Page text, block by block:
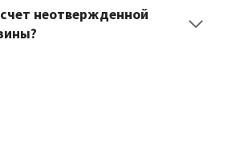
неотвержденной